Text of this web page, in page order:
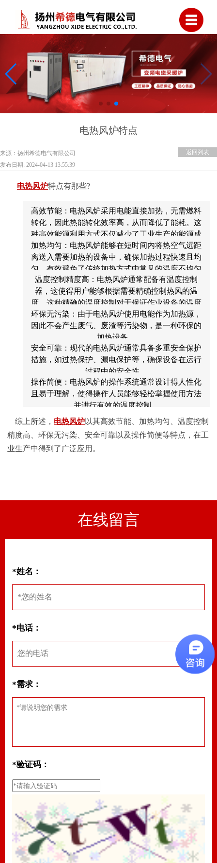
电热风炉特点
返回列表
来源：扬州希德电气有限公司
发布日期: 2024-04-13 13:55:39
电热风炉特点有那些?
高效节能：电热风炉采用电能直接加热，无需燃料
转化，因此热能转化效率高，从而降低了能耗。这
种高效能源利用方式不仅减少了工业生产的能源成
本，也符合国家关于能源节约和环保的政策要求。
加热均匀：电热风炉能够在短时间内将热空气远距
离送入需要加热的设备中，确保加热过程快速且均
匀，有效避免了传统加热方式中常见的温度不均匀
现象。
温度控制精度高：电热风炉通常配备有温度控制
器，这使得用户能够根据需要精确控制热风的温
度。这种精确的温度控制对于保证作业设备的温度
稳定在设计范围内至关重要，进而提高了生产效
率。
环保无污染：由于电热风炉使用电能作为加热源，
因此不会产生废气、废渣等污染物，是一种环保的
加热设备。
安全可靠：现代的电热风炉通常具备多重安全保护
措施，如过热保护、漏电保护等，确保设备在运行
过程中的安全性。
操作简便：电热风炉的操作系统通常设计得人性化
且易于理解，使得操作人员能够轻松掌握使用方法
并进行有效的温度控制。
综上所述， 电热风炉以其高效节能、加热均匀、温度控制
精度高、环保无污染、安全可靠以及操作简便等特点，在工
业生产中得到了广泛应用。
在线留言
*姓名：
*电话：
*需求：
*验证码：